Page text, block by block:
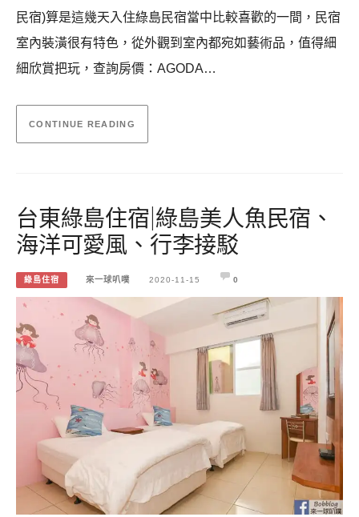
民宿)算是這幾天入住綠島民宿當中比較喜歡的一間，民宿
室內裝潢很有特色，從外觀到室內都宛如藝術品，值得細
細欣賞把玩，查詢房價：AGODA…
CONTINUE READING
台東綠島住宿|綠島美人魚民宿、
海洋可愛風、行李接駁
綠島住宿 來一球叭噗 2020-11-15 0